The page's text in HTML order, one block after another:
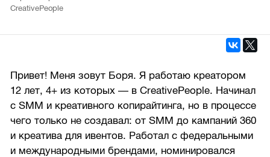
CreativePeople
Привет! Меня зовут Боря. Я работаю креатором
12 лет, 4+ из которых — в CreativePeople. Начинал
с SMM и креативного копирайтинга, но в процессе
чего только не создавал: от SMM до кампаний 360
и креатива для ивентов. Работал с федеральными
и международными брендами, номинировался